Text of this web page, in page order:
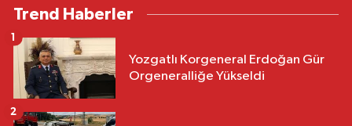
Trend Haberler
Yozgatlı Korgeneral Erdoğan Gür
Orgeneralliğe Yükseldi
1
2